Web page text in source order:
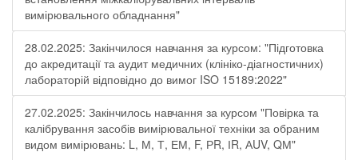
вимірювального обладнання"
28.02.2025: Закінчилося навчання за курсом: "Підготовка
до акредитації та аудит медичних (клініко-діагностичних)
лабораторій відповідно до вимог ISO 15189:2022"
27.02.2025: Закінчилось навчання за курсом "Повірка та
калібрування засобів вимірювальної техніки за обраним
видом вимірювань: L, М, Т, ЕМ, F, РR, ІR, АUV, QМ"